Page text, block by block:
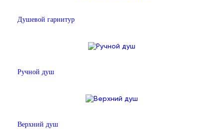
Душевой гарнитур
Ручной душ
Верхний душ